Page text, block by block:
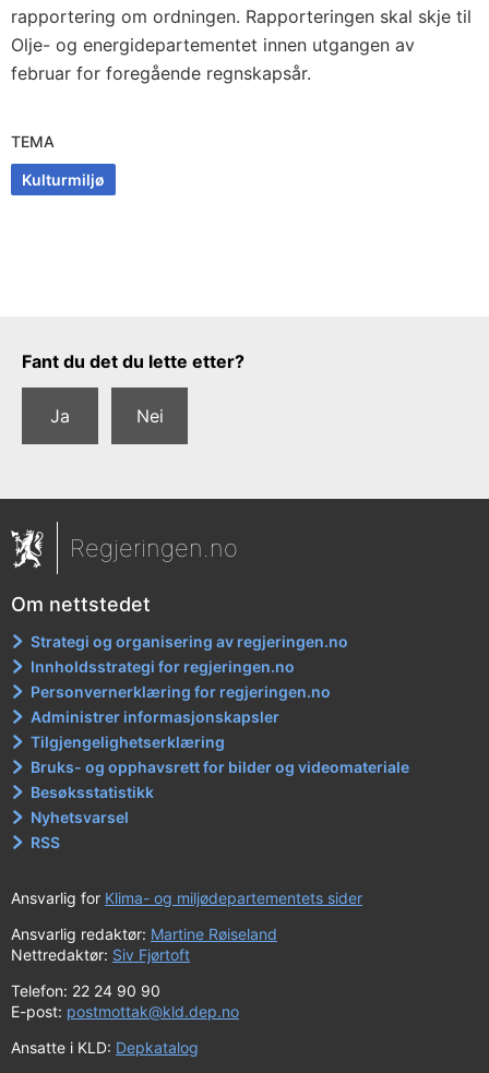
rapportering om ordningen. Rapporteringen skal skje til
Olje- og energidepartementet innen utgangen av
februar for foregående regnskapsår.
TEMA
Kulturmiljø
Tilbakemeldingsskjema
Fant du det du lette etter?
Ja Nei
Regjeringen.no
Om nettstedet
Strategi og organisering av regjeringen.no
Innholdsstrategi for regjeringen.no
Personvernerklæring for regjeringen.no
Administrer informasjonskapsler
Tilgjengelighetserklæring
Bruks- og opphavsrett for bilder og videomateriale
Besøksstatistikk
Nyhetsvarsel
RSS
Ansvarlig for Klima- og miljødepartementets sider
Ansvarlig redaktør: Martine Røiseland
Nettredaktør: Siv Fjørtoft
Telefon: 22 24 90 90
E-post: postmottak@kld.dep.no
Ansatte i KLD: Depkatalog